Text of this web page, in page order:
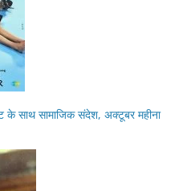
के साथ सामाजिक संदेश, अक्टूबर महीना